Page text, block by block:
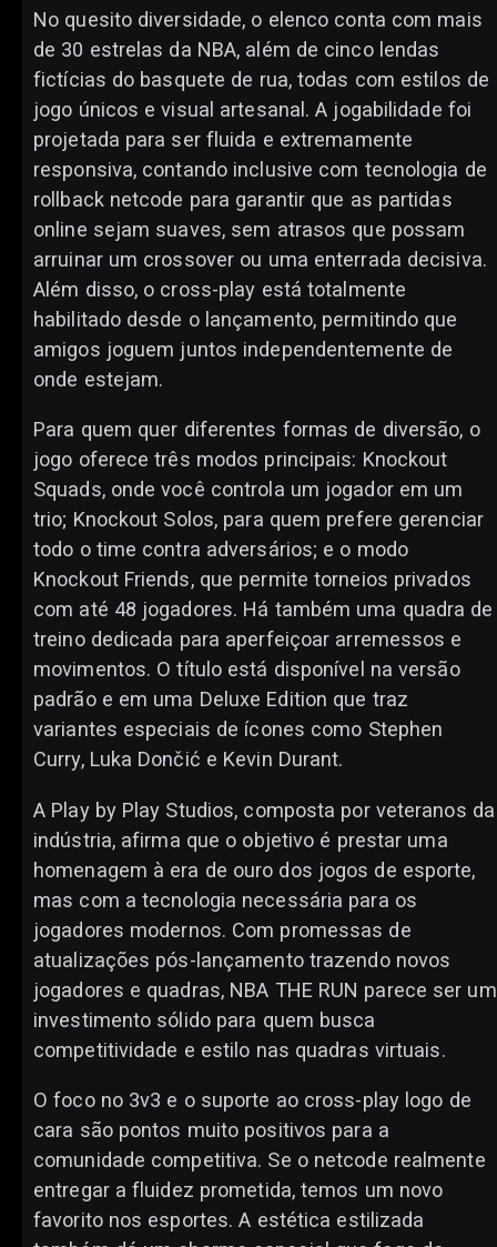
No quesito diversidade, o elenco conta com mais
de 30 estrelas da NBA, além de cinco lendas
fictícias do basquete de rua, todas com estilos de
jogo únicos e visual artesanal. A jogabilidade foi
projetada para ser fluida e extremamente
responsiva, contando inclusive com tecnologia de
rollback netcode para garantir que as partidas
online sejam suaves, sem atrasos que possam
arruinar um crossover ou uma enterrada decisiva.
Além disso, o cross-play está totalmente
habilitado desde o lançamento, permitindo que
amigos joguem juntos independentemente de
onde estejam.
Para quem quer diferentes formas de diversão, o
jogo oferece três modos principais: Knockout
Squads, onde você controla um jogador em um
trio; Knockout Solos, para quem prefere gerenciar
todo o time contra adversários; e o modo
Knockout Friends, que permite torneios privados
com até 48 jogadores. Há também uma quadra de
treino dedicada para aperfeiçoar arremessos e
movimentos. O título está disponível na versão
padrão e em uma Deluxe Edition que traz
variantes especiais de ícones como Stephen
Curry, Luka Dončić e Kevin Durant.
A Play by Play Studios, composta por veteranos da
indústria, afirma que o objetivo é prestar uma
homenagem à era de ouro dos jogos de esporte,
mas com a tecnologia necessária para os
jogadores modernos. Com promessas de
atualizações pós-lançamento trazendo novos
jogadores e quadras, NBA THE RUN parece ser um
investimento sólido para quem busca
competitividade e estilo nas quadras virtuais.
O foco no 3v3 e o suporte ao cross-play logo de
cara são pontos muito positivos para a
comunidade competitiva. Se o netcode realmente
entregar a fluidez prometida, temos um novo
favorito nos esportes. A estética estilizada